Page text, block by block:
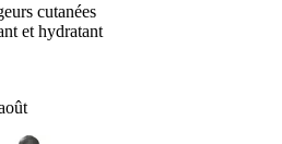
cutanées
et hydratant